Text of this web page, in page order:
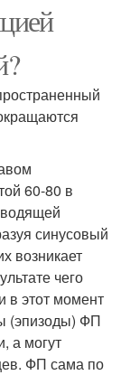
60-80 в
синусовый
возникает
чего
в этот момент
(эпизоды) ФП
а могут
ФП сама по